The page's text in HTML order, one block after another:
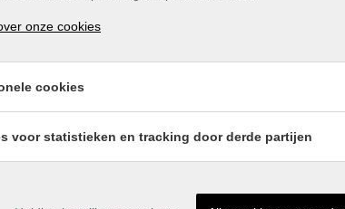
3a81ca werd volledig gerenoveerd. De
onze cookies
cookies
voor statistieken en tracking door derde partijen